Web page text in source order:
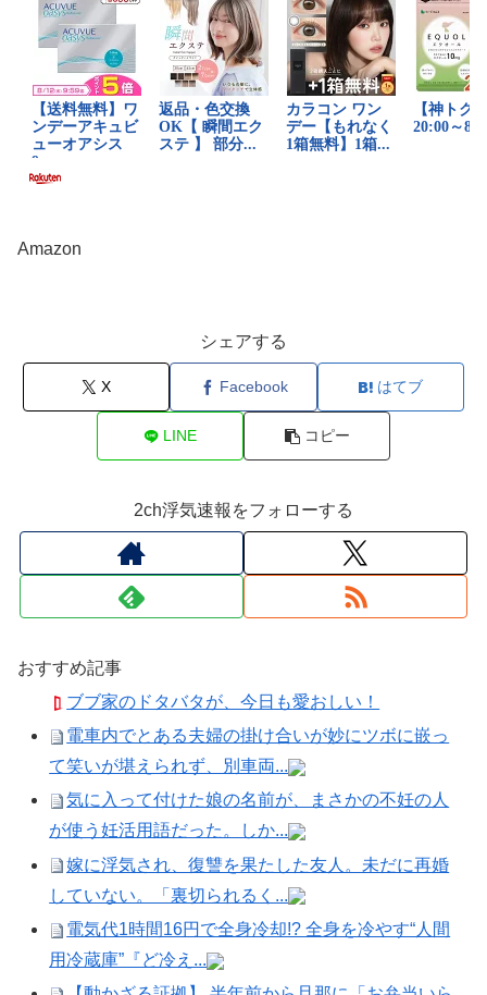
Amazon
シェアする
X Facebook はてブ
LINE コピー
2ch浮気速報をフォローする
おすすめ記事
ブブ家のドタバタが、今日も愛おしい！
電車内でとある夫婦の掛け合いが妙にツボに嵌っ
て笑いが堪えられず、別車両...
気に入って付けた娘の名前が、まさかの不妊の人
が使う妊活用語だった。しか...
嫁に浮気され、復讐を果たした友人。未だに再婚
していない。「裏切られるく...
電気代1時間16円で全身冷却!? 全身を冷やす“人間
用冷蔵庫”『ど冷え...